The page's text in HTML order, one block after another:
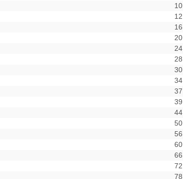
10
12
16
20
24
28
30
34
37
39
44
50
56
60
66
72
78